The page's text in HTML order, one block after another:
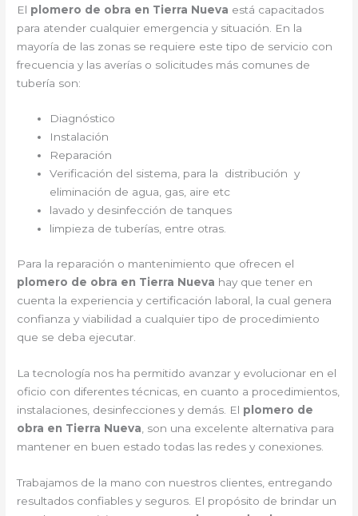
El plomero de obra en Tierra Nueva está capacitados
para atender cualquier emergencia y situación. En la
mayoría de las zonas se requiere este tipo de servicio con
frecuencia y las averías o solicitudes más comunes de
tubería son:
Diagnóstico
Instalación
Reparación
Verificación del sistema, para la distribución y
eliminación de agua, gas, aire etc
lavado y desinfección de tanques
limpieza de tuberías, entre otras.
Para la reparación o mantenimiento que ofrecen el
plomero de obra en Tierra Nueva hay que tener en
cuenta la experiencia y certificación laboral, la cual genera
confianza y viabilidad a cualquier tipo de procedimiento
que se deba ejecutar.
La tecnología nos ha permitido avanzar y evolucionar en el
oficio con diferentes técnicas, en cuanto a procedimientos,
instalaciones, desinfecciones y demás. El plomero de
obra en Tierra Nueva , son una excelente alternativa para
mantener en buen estado todas las redes y conexiones.
Trabajamos de la mano con nuestros clientes, entregando
resultados confiables y seguros. El propósito de brindar un